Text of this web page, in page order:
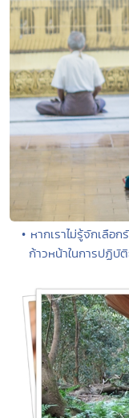
• หากเราไม่รู้จักเลือ
ก้าวหน้าในการปฏิบั